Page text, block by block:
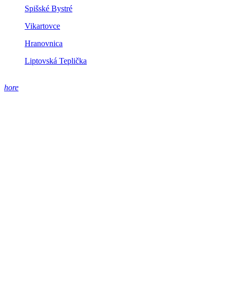
Spišské Bystré
Vikartovce
Hranovnica
Liptovská Teplička
hore